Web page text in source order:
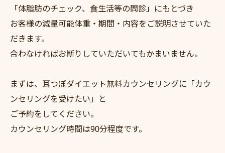
「体脂肪のチェック、食生活等の問診」にもとづき
お客様の減量可能体重・期間・内容をご説明させていた
だきます。
合わなければお断りしていただいてもかまいません。
まずは、耳つぼダイエット無料カウンセリングに「カウ
ンセリングを受けたい」と
ご予約をしてください。
カウンセリング時間は90分程度です。